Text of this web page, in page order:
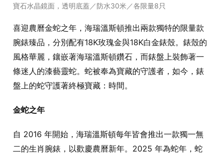
寶石水晶鏡面，透明底蓋／防水30米／各限量8只
喜迎農曆金蛇之年，海瑞溫斯頓推出兩款獨特的限量款
腕錶臻品，分別配有18K玫瑰金與18K白金錶殼。錶殼的
風格華麗，鑲嵌著海瑞溫斯頓鑽石，而錶盤上裝飾著一
條迷人的漆藝靈蛇。蛇被奉為寶藏的守護者，如今，錶
盤上的蛇守護著終極寶藏：時間。
金蛇之年
自 2016 年開始，海瑞溫斯頓每年皆會推出一款獨一無
二的生肖腕錶，以歡慶農曆新年。2025 年為蛇年，蛇